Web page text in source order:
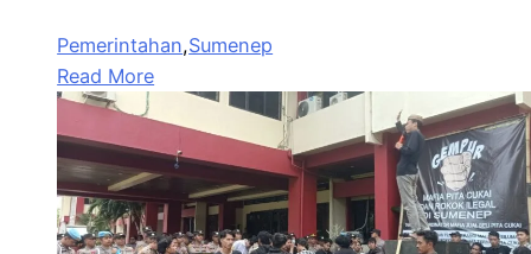
Pemerintahan,Sumenep
Read More